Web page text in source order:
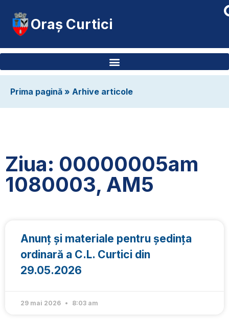
Oraș Curtici
Prima pagină » Arhive articole
Ziua: 00000005am
1080003, AM5
Anunț și materiale pentru ședința
ordinară a C.L. Curtici din
29.05.2026
29 mai 2026 8:03 am